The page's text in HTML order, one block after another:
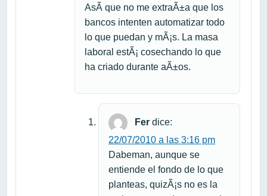
AsÃ­ que no me extraÃ±a que los
bancos intenten automatizar todo
lo que puedan y mÃ¡s. La masa
laboral estÃ¡ cosechando lo que
ha criado durante aÃ±os.
Fer dice:
22/07/2010 a las 3:16 pm
Dabeman, aunque se
entiende el fondo de lo que
planteas, quizÃ¡s no es la